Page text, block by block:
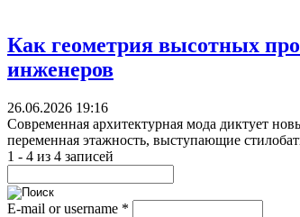
Как геометрия высотных
инженеров
26.06.2026 19:16
Современная архитектурная мода диктует
переменная этажность, выступающие
1 - 4 из 4 записей
E-mail or username *